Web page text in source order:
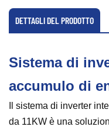
DETTAGLI DEL PRODOTTO
Sistema di
accumulo di
Il sistema di inverter
da 11KW è una